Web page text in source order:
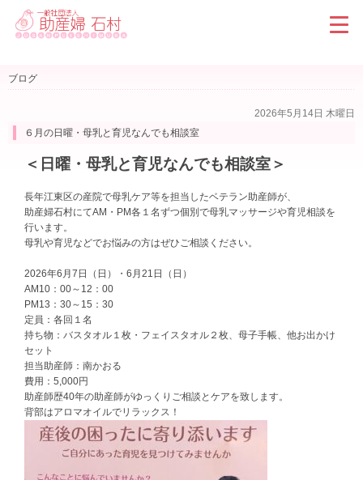
ブログ
2026年5月14日 木曜日
６月の日曜・母乳と育児なんでも相談室
＜日曜・母乳と育児なんでも相談室＞
長年江東区の産院で母乳ケア等を担当したベテラン助産師が、
助産婦石村にてAM・PM各１名ずつ個別で母乳マッサージや育児相談を
行います。
母乳や育児などでお悩みの方はぜひご相談ください。
2026年6月7日（日）・6月21日（日）
AM10：00～12：00
PM13：30～15：30
定員：各回１名
持ち物：バスタオル１枚・フェイスタオル２枚、母子手帳、他お出かけ
セット
担当助産師：南かおる
費用：5,000円
助産師歴40年の助産師がゆっくりご相談とケアを致します。
背部はアロマオイルでリラックス！